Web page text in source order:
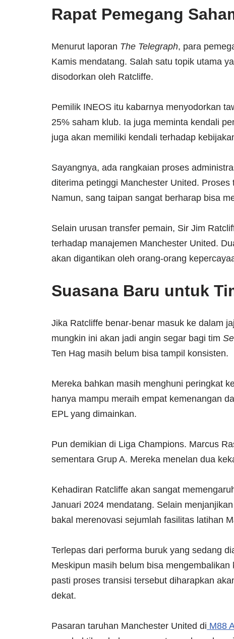
Rapat Pemegang
Menurut laporan The Telegraph, para
Kamis mendatang. Salah satu topik utama
disodorkan oleh Ratcliffe.
Pemilik INEOS itu kabarnya menyodorkan
25% saham klub. Ia juga meminta kendali
juga akan memiliki kendali terhadap
Sayangnya, ada rangkaian proses
diterima petinggi Manchester United.
Namun, sang taipan sangat berharap bisa
Selain urusan transfer pemain, Sir Jim
terhadap manajemen Manchester United.
akan digantikan oleh orang-orang
Suasana Baru untuk
Jika Ratcliffe benar-benar masuk ke dalam
mungkin ini akan jadi angin segar bagi tim
Ten Hag masih belum bisa tampil konsisten.
Mereka bahkan masih menghuni peringkat
hanya mampu meraih empat kemenangan
EPL yang dimainkan.
Pun demikian di Liga Champions. Marcus
sementara Grup A. Mereka menelan dua
Kehadiran Ratcliffe akan sangat
Januari 2024 mendatang. Selain
bakal merenovasi sejumlah fasilitas latihan
Terlepas dari performa buruk yang sedang
Meskipun masih belum bisa
pasti proses transisi tersebut diharapkan
dekat.
Pasaran taruhan Manchester United di M88